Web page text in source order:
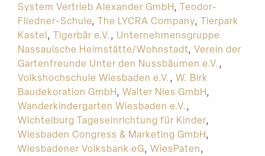
System Vertrieb Alexander GmbH, Teodor-
Fliedner-Schule, The LYCRA Company, Tierpark
Kastel, Tigerbär e.V., Unternehmensgruppe
Nassauische Heimstätte/Wohnstadt, Verein der
Gartenfreunde Unter den Nussbäumen e.V.,
Volkshochschule Wiesbaden e.V., W. Birk
Baudekoration GmbH, Walter Nies GmbH,
Wanderkindergarten Wiesbaden e.V.,
Wichtelburg Tageseinrichtung für Kinder,
Wiesbaden Congress & Marketing GmbH,
Wiesbadener Volksbank eG, WiesPaten,